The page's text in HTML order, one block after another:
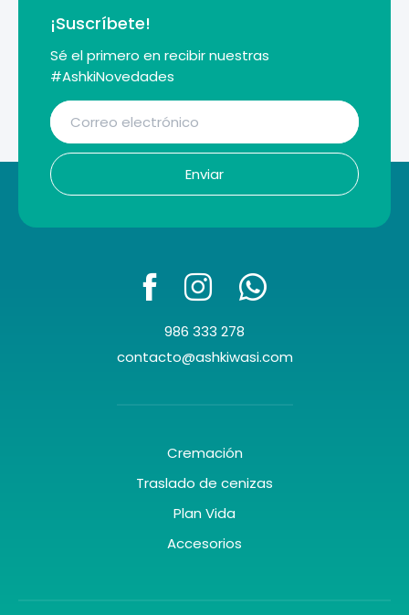
986 333 278
contacto@ashkiwasi.com
Cremación
Traslado de cenizas
Plan Vida
Accesorios
¡Suscríbete!
Sé el primero en recibir nuestras
#AshkiNovedades
Enviar